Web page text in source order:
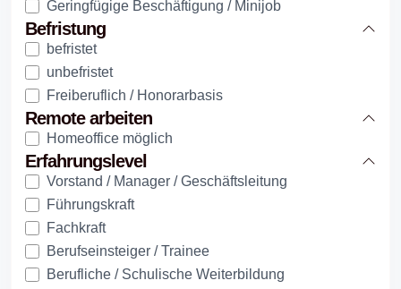
Geringfügige Beschäftigung / Minijob
Befristung
befristet
unbefristet
Freiberuflich / Honorarbasis
Remote arbeiten
Homeoffice möglich
Erfahrungslevel
Vorstand / Manager / Geschäftsleitung
Führungskraft
Fachkraft
Berufseinsteiger / Trainee
Berufliche / Schulische Weiterbildung